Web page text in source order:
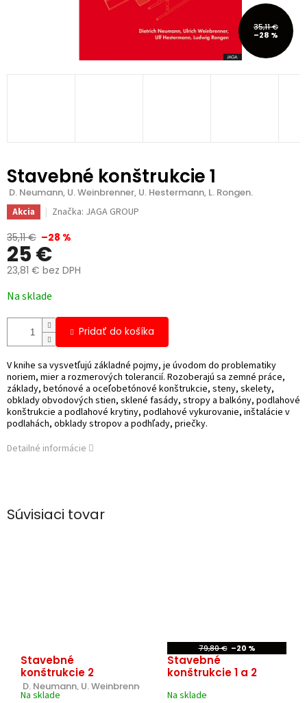
35,11 €
–28 %
Stavebné konštrukcie 1
D. Neumann, U. Weinbrenner, U. Hestermann, L. Rongen.
Akcia Značka: JAGA GROUP
35,11 € –28 %
25 €
23,81 € bez DPH
cena:
Na sklade
Pridať do košíka
V knihe sa vysvetľujú základné pojmy, je úvodom do problematiky
noriem, mier a rozmerových tolerancií. Rozoberajú sa zemné práce,
základy, betónové a oceľobetónové konštrukcie, steny, skelety,
obklady obvodových stien, sklené fasády, stropy a balkóny, podlahové
konštrukcie a podlahové krytiny, podlahové vykurovanie, inštalácie v
podlahách, obklady stropov a podhľady, priečky.
Detailné informácie
Súvisiaci tovar
Stavebné
konštrukcie 2
D. Neumann, U. Weinbrenner, U. Hestermann, L. Rongen.
Na sklade
79,80 € –20 %
Stavebné
konštrukcie 1 a 2
Na sklade